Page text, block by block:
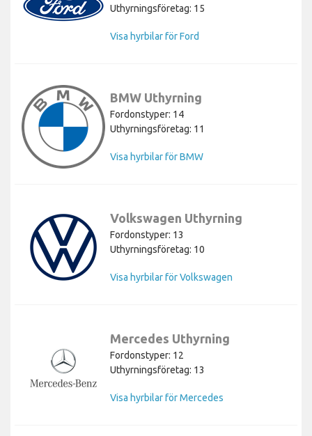
Uthyrningsföretag: 15
Visa hyrbilar för Ford
BMW Uthyrning
Fordonstyper: 14
Uthyrningsföretag: 11
Visa hyrbilar för BMW
Volkswagen Uthyrning
Fordonstyper: 13
Uthyrningsföretag: 10
Visa hyrbilar för Volkswagen
Mercedes Uthyrning
Fordonstyper: 12
Uthyrningsföretag: 13
Visa hyrbilar för Mercedes